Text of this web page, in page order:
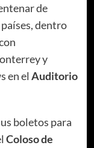
de
dentro
y
en el Auditorio
boletos para
Coloso de